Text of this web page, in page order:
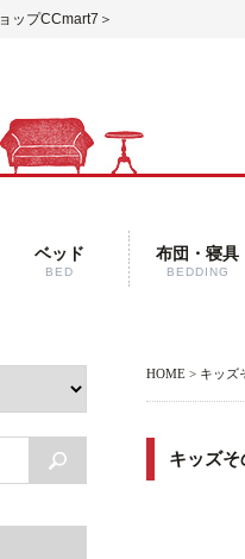
ップCCmart7＞
ベッド
BED
布団・寝具
BEDDING
HOME > キッズ
キッズそ